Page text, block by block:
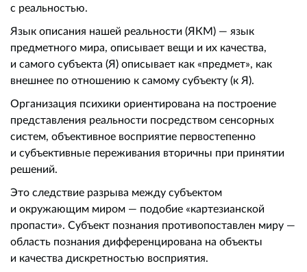
с реальностью.
Язык описания нашей реальности (ЯКМ) — язык
предметного мира, описывает вещи и их качества,
и самого субъекта (Я) описывает как «предмет», как
внешнее по отношению к самому субъекту (к Я).
Организация психики ориентирована на построение
представления реальности посредством сенсорных
систем, объективное восприятие первостепенно
и субъективные переживания вторичны при принятии
решений.
Это следствие разрыва между субъектом
и окружающим миром — подобие «картезианской
пропасти». Субъект познания противопоставлен миру —
область познания дифференцирована на объекты
и качества дискретностью восприятия.